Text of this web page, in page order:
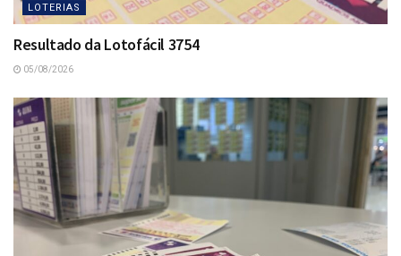
LOTERIAS
Resultado da Lotofácil 3754
05/08/2026